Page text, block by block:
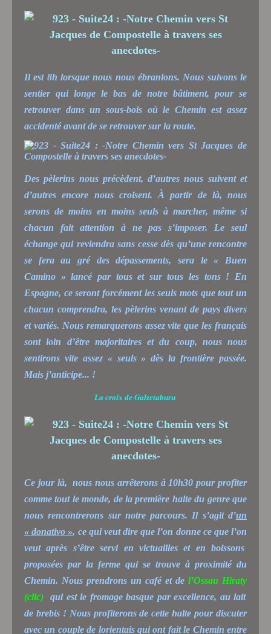
Il est 8h lorsque nous nous ébranlons. Nous suivons le
sentier qui longe le bas de notre bâtiment, pour se
retrouver dans un sous-bois où le Chemin est assez
accidenté avant de se retrouver sur la route.
Des pèlerins nous précèdent, d’autres nous suivent et
d’autres encore nous croisent. À partir de là, nous
serons de moins en moins seuls à marcher, même si
chacun fait attention à ne pas s’imposer. Le seul
échange qui reviendra sans cesse dès qu’une rencontre
se fera au gré des dépassements, sera le « Buen
Camino » lancé par tous et sur tous les tons ! En
Espagne, ce seront forcément les seuls mots que tout un
chacun comprendra, les pèlerins venant de pays divers
et variés. Nous remarquerons assez vite que les français
sont loin d’être majoritaires et du coup, nous nous
sentirons vite assez « seuls » dès la frontière passée.
Mais j’anticipe... !
La croix de Galzetaburu
Ce jour là, nous nous arrêterons à 10h30 pour profiter
comme tout le monde, de la première halte du genre que
nous rencontrerons sur notre parcours. Il s’agit d’un
« donativo », ce qui veut dire que l’on donne ce que l’on
veut après s’être servi en victuailles et en boissons
proposées par la ferme qui se trouve à proximité du
Chemin. Nous prendrons un café et de l’Ossau Hiraty
(clic) qui est le fromage basque par excellence, au lait
de brebis ! Nous profiterons de cette halte pour discuter
avec un couple de lorientais qui ont fait le Chemin entre